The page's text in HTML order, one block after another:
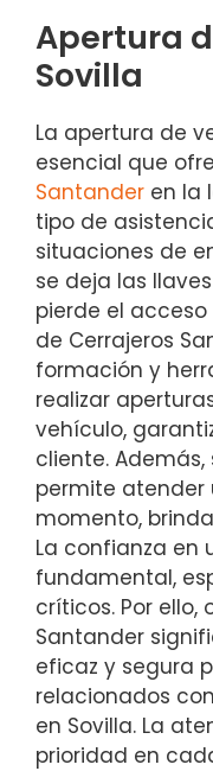
Apertura
Sovilla
La apertura de
esencial que
Santander en la
tipo de
situaciones de
se deja las
pierde el acceso
de Cerrajeros
formación y
realizar
vehículo,
cliente.
permite atender
momento,
La confianza en
fundamental,
críticos. Por ello,
Santander
eficaz y segura
relacionados
en Sovilla. La
prioridad en